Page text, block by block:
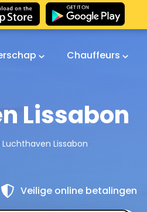
Chauffeurs
Lissabon
Luchthaven Lissabon
Veilige online betalingen